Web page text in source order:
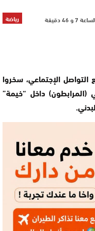
رياضة
الإجتماعي، سخروا
(المرابطون) داخل “خيمة”